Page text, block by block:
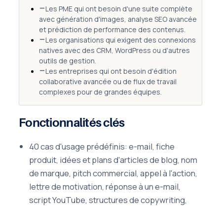
Les PME qui ont besoin d'une suite complète
avec génération d'images, analyse SEO avancée
et prédiction de performance des contenus.
Les organisations qui exigent des connexions
natives avec des CRM, WordPress ou d'autres
outils de gestion.
Les entreprises qui ont besoin d'édition
collaborative avancée ou de flux de travail
complexes pour de grandes équipes.
Fonctionnalités clés
40 cas d'usage prédéfinis: e-mail, fiche
produit, idées et plans d'articles de blog, nom
de marque, pitch commercial, appel à l'action,
lettre de motivation, réponse à un e-mail,
script YouTube, structures de copywriting,